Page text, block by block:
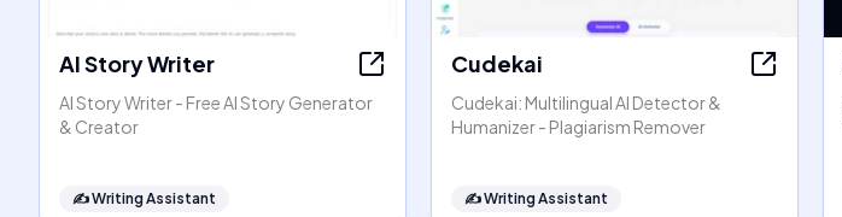
AI Story Writer
AI Story Writer - Free AI Story Generator
& Creator
✍️Writing Assistant
Cudekai
Cudekai: Multilingual AI Detector &
Humanizer - Plagiarism Remover
✍️Writing Assistant